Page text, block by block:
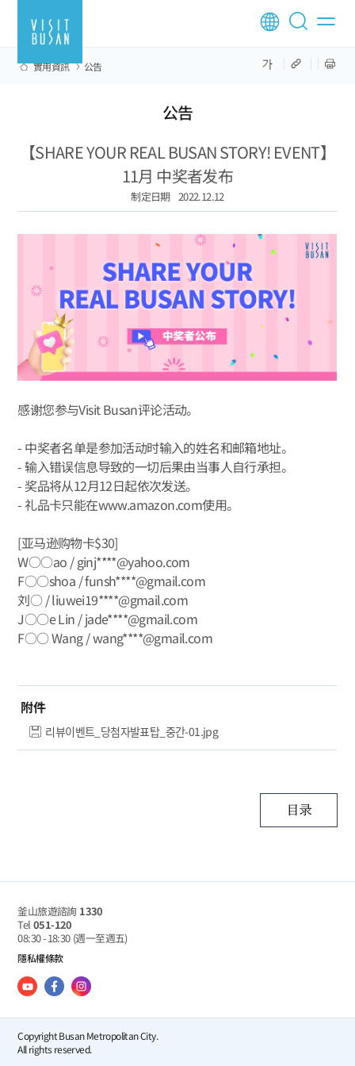
實用資訊 公告
公告
【SHARE YOUR REAL BUSAN STORY! EVENT】
11月 中奖者发布
制定日期 2022.12.12
感谢您参与Visit Busan评论活动。
- 中奖者名单是参加活动时输入的姓名和邮箱地址。
- 输入错误信息导致的一切后果由当事人自行承担。
- 奖品将从12月12日起依次发送。
- 礼品卡只能在www.amazon.com使用。
[亚马逊购物卡$30]
W○○ao / ginj****@yahoo.com
F○○shoa / funsh****@gmail.com
刘○ / liuwei19****@gmail.com
J○○e Lin / jade****@gmail.com
F○○ Wang / wang****@gmail.com
附件
리뷰이벤트_당첨자발표탑_중간-01.jpg
釜山旅遊諮詢 1330
Tel 051-120
08:30 - 18:30 (週一至週五)
隱私權條款
Copyright Busan Metropolitan City.
All rights reserved.